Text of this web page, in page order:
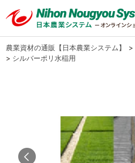
農業資材の通販【日本農業システム】 >
> シルバーポリ水稲用